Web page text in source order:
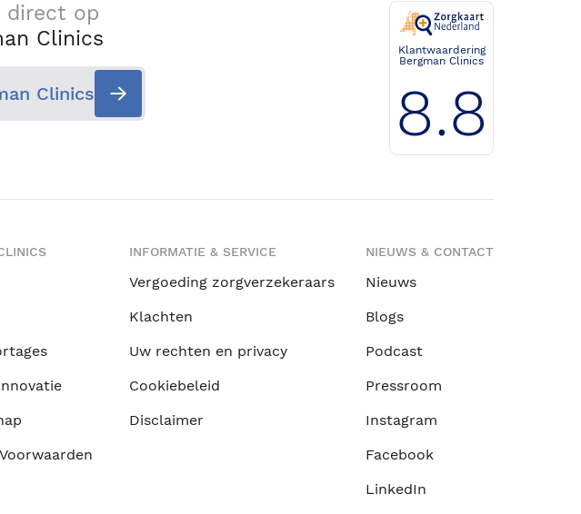
direct op
Clinics
Clinics
Klantwaardering
Bergman Clinics
8.8
INFORMATIE & SERVICE
Vergoeding zorgverzekeraars
Klachten
Uw rechten en privacy
Cookiebeleid
Disclaimer
NIEUWS & CONTACT
Nieuws
Blogs
Podcast
Pressroom
Instagram
Facebook
LinkedIn